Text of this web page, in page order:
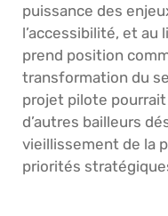
puissance des
l’accessibilité, et au
prend position
transformation du
projet pilote
d’autres bailleurs
vieillissement de la
priorités